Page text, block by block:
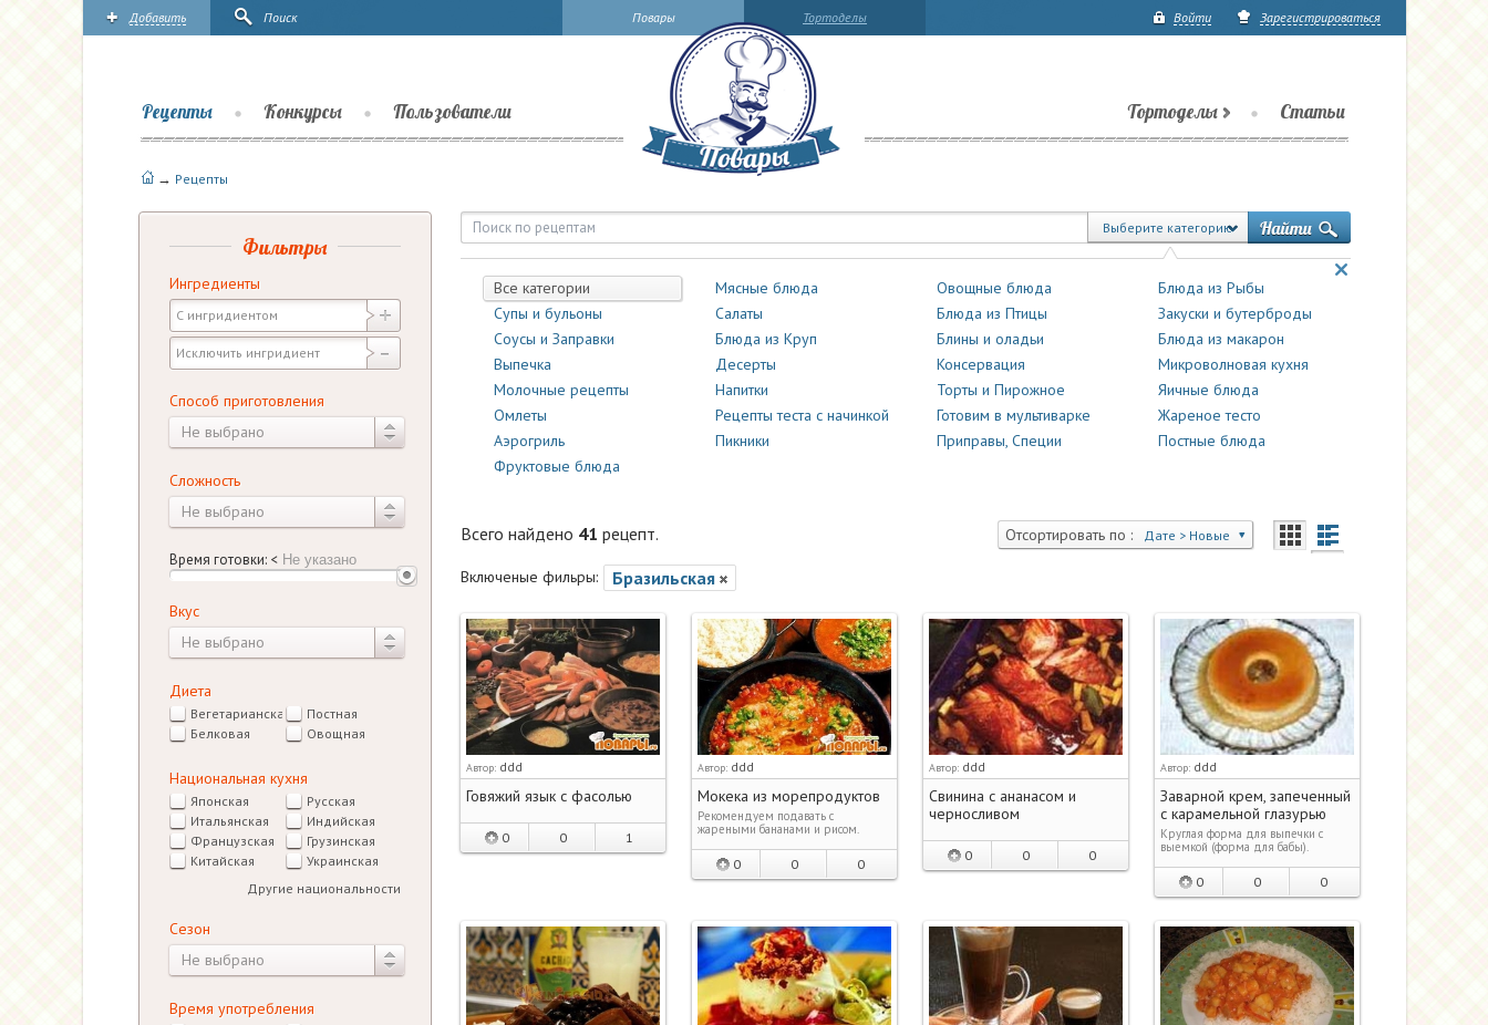
Тортоделы
Повары Войти Зарегистрироваться
Добавить Поиск
Тортоделы Статьи
Рецепты Конкурсы Пользователи
→ Рецепты
Рецепты | Повары.ру Выберите категорию
Все категории Мясные блюда Овощные блюда
Блюда из Рыбы
Супы и бульоны
Салаты Блюда из Птицы
Закуски и бутерброды
Соусы и Заправки
Блюда из Круп Блины и оладьи
Блюда из макарон
Выпечка
Десерты Консервация
Микроволновая кухня
Молочные рецепты
Напитки Торты и Пирожное
Яичные блюда
Омлеты
Рецепты теста с начинкой Готовим в мультиварке
Жареное тесто
Аэрогриль
Пикники Приправы, Специи
Постные блюда
Фруктовые блюда
Отсортировать по : Дате > Новые
Всего найдено 41 рецепт.
Включеные фильры: Бразильская
Автор: ddd
Говяжий язык с фасолью
0 0 1
Автор: ddd
Мокека из морепродуктов
Рекомендуем подавать с
жареными бананами и рисом.
0 0 0
Автор: ddd
Свинина с ананасом и
черносливом
0 0 0
Автор: ddd
Заварной крем, запеченный
с карамельной глазурью
Круглая форма для выпечки с
выемкой (форма для бабы).
0 0 0
Фильтры
Ингредиенты
Способ приготовления
Не выбрано
Сложность
Не выбрано
Время готовки: <
Вкус
Не выбрано
Диета
Вегетарианская
Постная
Белковая
Овощная
Национальная кухня
Японская
Русская
Итальянская
Индийская
Французская
Грузинская
Китайская
Украинская
Другие национальности
Сезон
Не выбрано
Время употребления